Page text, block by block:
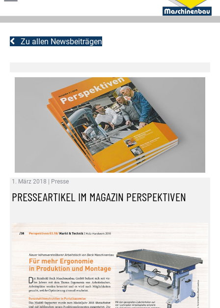
Zu allen Newsbeiträgen
1. März 2018 Presse
PRESSEARTIKEL IM MAGAZIN PERSPEKTIVEN